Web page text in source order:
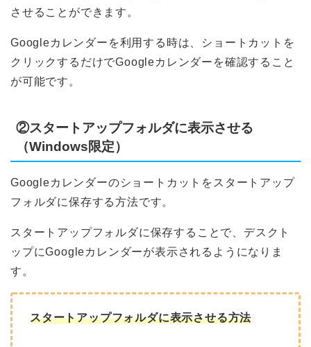
させることができます。
Googleカレンダーを利用する時は、ショートカットを
クリックするだけでGoogleカレンダーを確認すること
が可能です。
②スタートアップフォルダに表示させる
（Windows限定）
Googleカレンダーのショートカットをスタートアップ
フォルダに保存する方法です。
スタートアップフォルダに保存することで、デスクト
ップにGoogleカレンダーが表示されるようになりま
す。
スタートアップフォルダに表示させる方法